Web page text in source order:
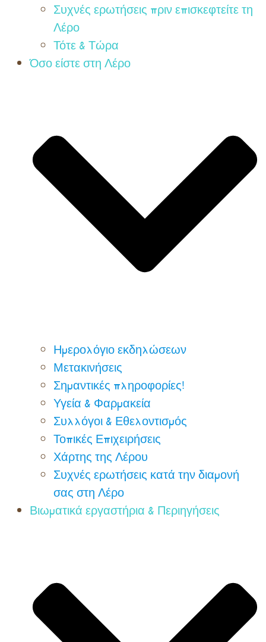
Συχνές ερωτήσεις πριν επισκεφτείτε τη
Λέρο
Τότε & Τώρα
Όσο είστε στη Λέρο
Ημερολόγιο εκδηλώσεων
Μετακινήσεις
Σημαντικές πληροφορίες!
Υγεία & Φαρμακεία
Συλλόγοι & Εθελοντισμός
Τοπικές Επιχειρήσεις
Χάρτης της Λέρου
Συχνές ερωτήσεις κατά την διαμονή
σας στη Λέρο
Βιωματικά εργαστήρια & Περιηγήσεις